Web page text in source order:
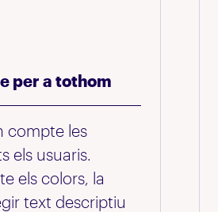
per a tothom
compte les
els usuaris.
els colors, la
text descriptiu